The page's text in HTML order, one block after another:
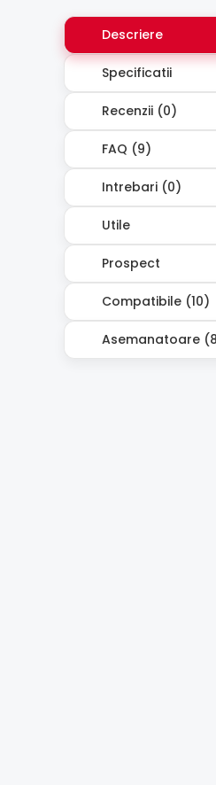
Descriere
Specificatii
Recenzii (0)
FAQ (9)
Intrebari (0)
Utile
Prospect
Compatibile (10)
Asemanatoare